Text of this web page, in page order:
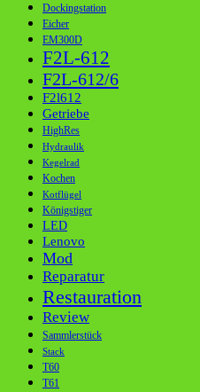
Dockingstation
Eicher
EM300D
F2L-612
F2L-612/6
F2l612
Getriebe
HighRes
Hydraulik
Kegelrad
Kochen
Kotflügel
Königstiger
LED
Lenovo
Mod
Reparatur
Restauration
Review
Sammlerstück
Stack
T60
T61